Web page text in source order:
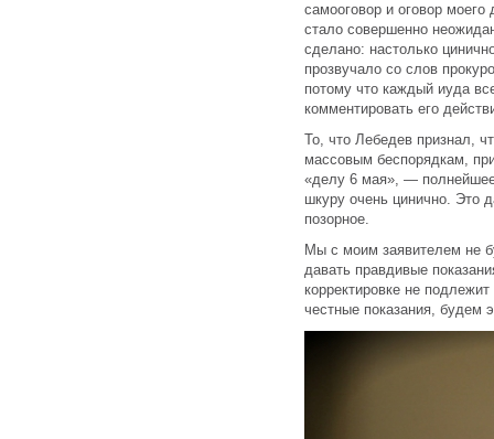
самооговор и оговор
стало совершенно
сделано: настолько
прозвучало со слов
потому что каждый иуда
комментировать его
То, что Лебедев признал,
массовым беспорядкам,
«делу 6 мая», — полнейшее
шкуру очень цинично. Это
позорное.
Мы с моим заявителем не
давать правдивые
корректировке не
честные показания, будем